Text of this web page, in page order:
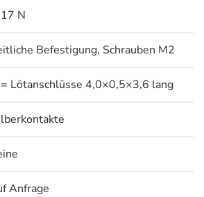
N
Befestigung, Schrauben M2
Lötanschlüsse 4,0×0,5×3,6 lang
Anfrage